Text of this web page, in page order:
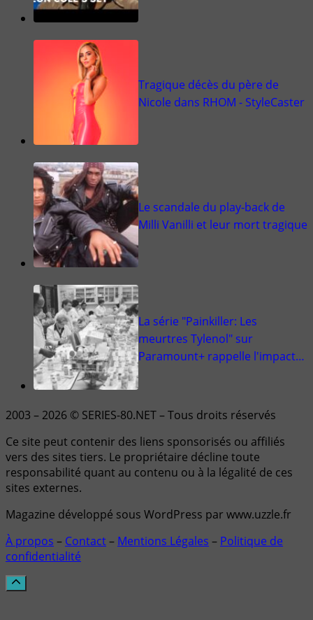
Tragique décès du père de
Nicole dans RHOM - StyleCaster
Le scandale du play-back de
Milli Vanilli et leur mort tragique
La série "Painkiller: Les
meurtres Tylenol" sur
Paramount+ rappelle l'impact…
2003 – 2026 © SERIES-80.NET – Tous droits réservés
Ce site peut contenir des liens sponsorisés ou affiliés
vers des sites tiers. Le propriétaire décline toute
responsabilité quant au contenu ou à la légalité de ces
sites externes.
Magazine développé sous WordPress par www.uzzle.fr
À propos – Contact– Mentions Légales – Politique de
confidentialité